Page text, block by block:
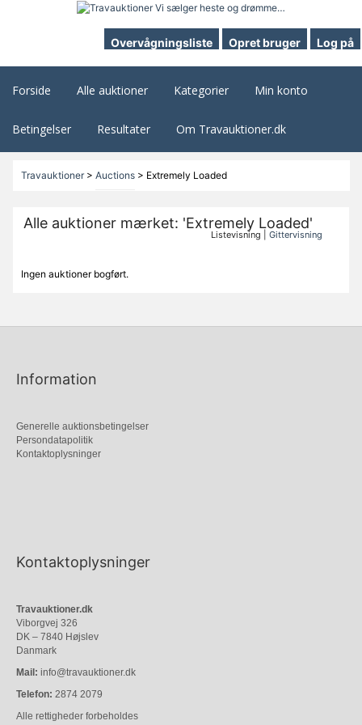
Overvågningsliste Opret bruger Log på
Forside Alle auktioner Kategorier Min konto
Betingelser Resultater Om Travauktioner.dk
Travauktioner> Auctions> Extremely Loaded
Alle auktioner mærket: 'Extremely Loaded'
Listevisning |Gittervisning
Ingen auktioner bogført.
Information
Generelle auktionsbetingelser
Persondatapolitik
Kontaktoplysninger
Kontaktoplysninger
Travauktioner.dk
Viborgvej 326
DK – 7840 Højslev
Danmark
Mail: info@travauktioner.dk
Telefon: 2874 2079
Alle rettigheder forbeholdes